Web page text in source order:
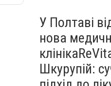
У Полтаві
нова
Шкурупій: